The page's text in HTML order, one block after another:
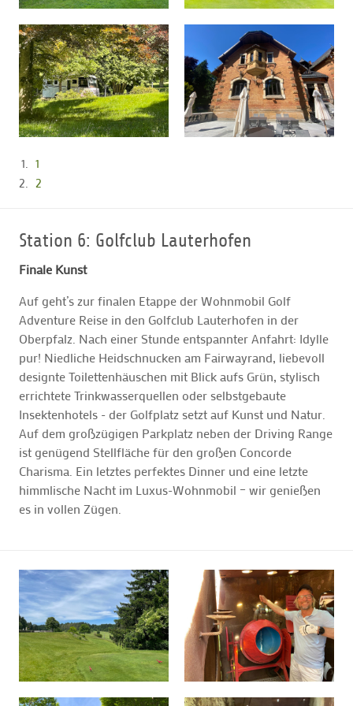
1
2
Station 6: Golfclub Lauterhofen
Finale Kunst
Auf geht’s zur finalen Etappe der Wohnmobil Golf
Adventure Reise in den Golfclub Lauterhofen in der
Oberpfalz. Nach einer Stunde entspannter Anfahrt: Idylle
pur! Niedliche Heidschnucken am Fairwayrand, liebevoll
designte Toilettenhäuschen mit Blick aufs Grün, stylisch
errichtete Trinkwasserquellen oder selbstgebaute
Insektenhotels - der Golfplatz setzt auf Kunst und Natur.
Auf dem großzügigen Parkplatz neben der Driving Range
ist genügend Stellfläche für den großen Concorde
Charisma. Ein letztes perfektes Dinner und eine letzte
himmlische Nacht im Luxus-Wohnmobil – wir genießen
es in vollen Zügen.